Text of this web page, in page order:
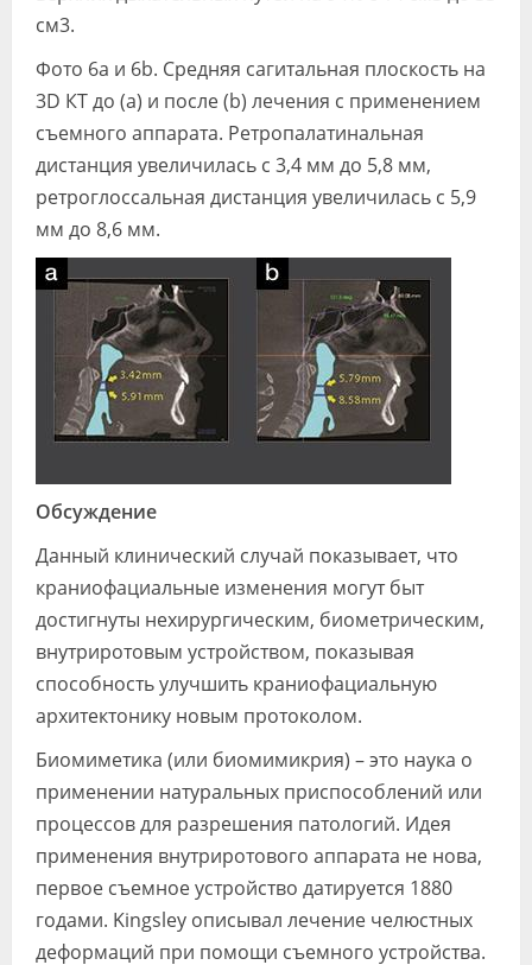
см3.
Фото 6а и 6b. Средняя сагитальная плоскость на
3D КТ до (а) и после (b) лечения с применением
съемного аппарата. Ретропалатинальная
дистанция увеличилась с 3,4 мм до 5,8 мм,
ретроглоссальная дистанция увеличилась с 5,9
мм до 8,6 мм.
Обсуждение
Данный клинический случай показывает, что
краниофациальные изменения могут быт
достигнуты нехирургическим, биометрическим,
внутриротовым устройством, показывая
способность улучшить краниофациальную
архитектонику новым протоколом.
Биомиметика (или биомимикрия) – это наука о
применении натуральных приспособлений или
процессов для разрешения патологий. Идея
применения внутриротового аппарата не нова,
первое съемное устройство датируется 1880
годами. Kingsley описывал лечение челюстных
деформаций при помощи съемного устройства.